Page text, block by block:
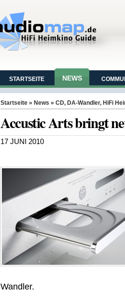
STARTSEITE NEWS
Startseite » News » CD, DA-Wandler, HiFi
Accustic Arts bringt
17 JUNI 2010
Wandler.